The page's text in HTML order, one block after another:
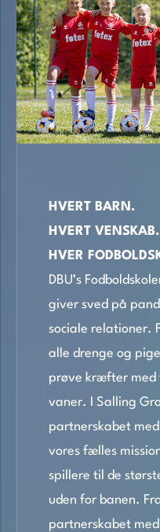
HVERT BARN.
HVERT VENSKAB.
HVER
DBU’s
giver sved på
sociale relationer.
alle drenge og
prøve kræfter med
vaner. I Salling
partnerskabet
vores fælles
spillere til de
uden for banen.
partnerskabet